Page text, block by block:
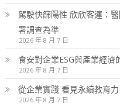
駕駛快篩陽性 欣欣客運：
署調查為準
2026 年 8 月 7 日
食安對企業ESG與產業經濟
2026 年 8 月 7 日
從企業實踐 看見永續教育力
2026 年 8 月 7 日